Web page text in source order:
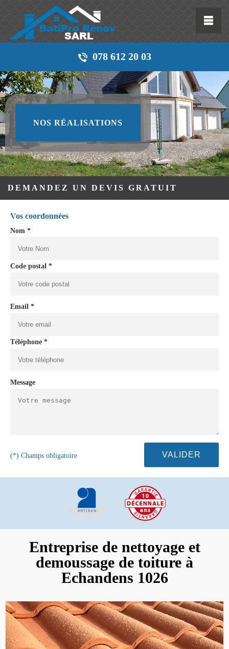
078 612 20 03
NOS RÉALISATIONS
DEMANDEZ UN DEVIS GRATUIT
Vos coordonnées
Nom *
Code postal *
Email *
Téléphone *
Message
(*) Champs obligatoire
Entreprise de nettoyage et
demoussage de toiture à
Echandens 1026